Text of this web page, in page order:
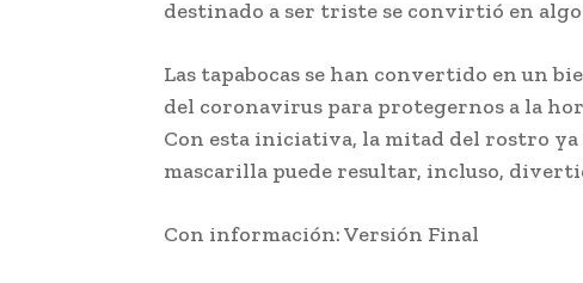
destinado a ser triste se convirtió en
Las tapabocas se han convertido en un
del coronavirus para protegernos a la
Con esta iniciativa, la mitad del rostro
mascarilla puede resultar, incluso,
Con información: Versión Final